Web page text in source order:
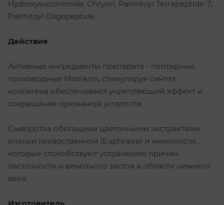
Hydroxysuccinimide, Chrysin, Palmitoyl Tetrapeptide-7,
Palmitoyl Oligopeptide.
Действие
Активные ингредиенты препарата - пептидные
производные Matrikins, стимулируя синтез
коллагена обеспечивают укрепляющий эффект и
сокращение признаков усталости.
Сыворотка обогащена цветочными экстрактами
очанки лекарственной (Euphrasia) и жимолости,
которые способствуют устранению причин
пастозности и венозного застоя в области нижнего
века.